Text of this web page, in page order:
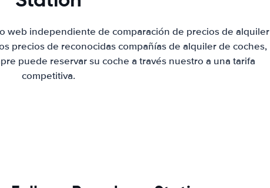
web independiente de comparación de precios de alquiler
precios de reconocidas compañías de alquiler de coches,
puede reservar su coche a través nuestro a una tarifa
competitiva.